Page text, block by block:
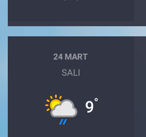
24 MART
SALI
9°